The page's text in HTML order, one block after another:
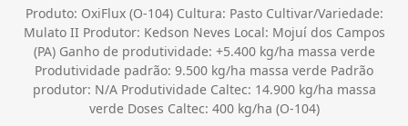
Produto: OxiFlux (O-104) Cultura: Pasto Cultivar/Variedade:
Mulato II Produtor: Kedson Neves Local: Mojuí dos Campos
(PA) Ganho de produtividade: +5.400 kg/ha massa verde
Produtividade padrão: 9.500 kg/ha massa verde Padrão
produtor: N/A Produtividade Caltec: 14.900 kg/ha massa
verde Doses Caltec: 400 kg/ha (O-104)